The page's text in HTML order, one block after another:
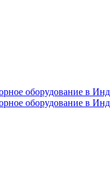
оборудование в
оборудование в